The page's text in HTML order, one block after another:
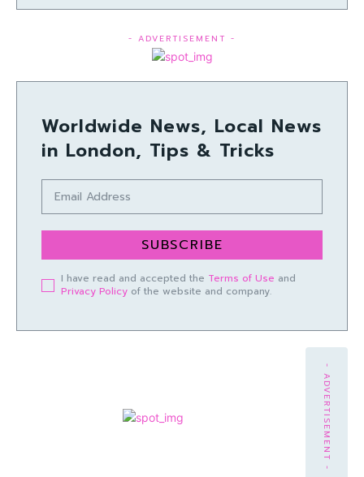
- ADVERTISEMENT -
Worldwide News, Local News
in London, Tips & Tricks
SUBSCRIBE
I have read and accepted the Terms of Use and
Privacy Policy of the website and company.
- ADVERTISEMENT -